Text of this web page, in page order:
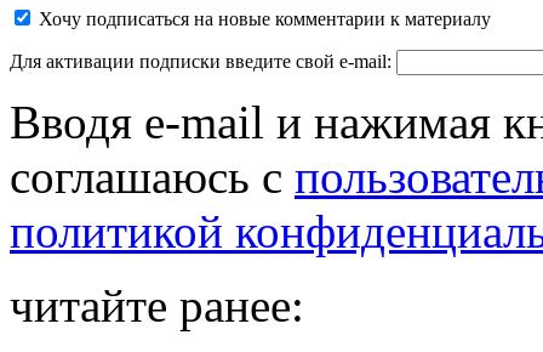
Хочу подписаться на новые комментарии к материалу
Для активации подписки введите свой e-mail:
Вводя e-mail и нажимая
соглашаюсь с
политикой
читайте ранее: